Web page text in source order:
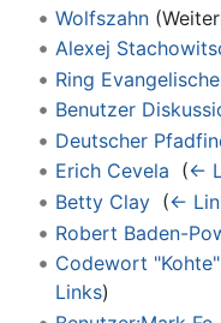
Wolfszahn
Alexej
Ring
Benutzer
Deutscher
Erich Cevela (←
Betty Clay‎ (←
Robert Baden-
Codewort
Links)